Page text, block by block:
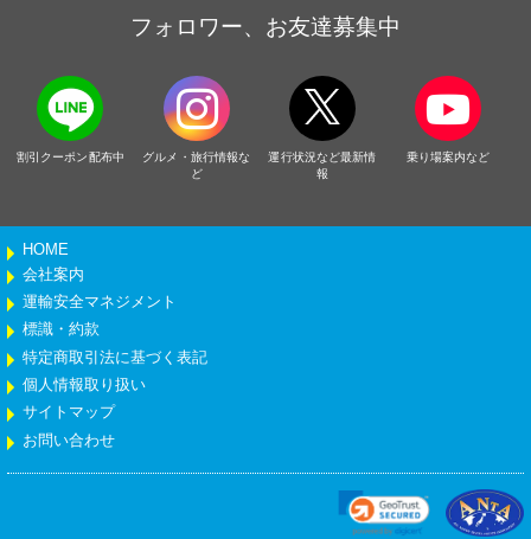
フォロワー、お友達募集中
割引クーポン配布中
グルメ・旅行情報な
ど
運行状況など最新情
報
乗り場案内など
HOME
会社案内
運輸安全マネジメント
標識・約款
特定商取引法に基づく表記
個人情報取り扱い
サイトマップ
お問い合わせ